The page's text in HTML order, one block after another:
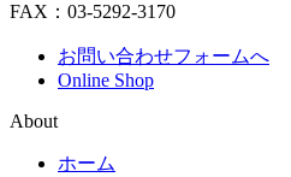
FAX：03-5292-3170
お問い合わせフォームへ
Online Shop
About
ホーム